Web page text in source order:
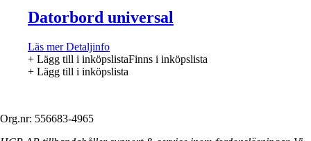
Datorbord universal
Läs merDetaljinfo
+ Lägg till i inköpslistaFinns i inköpslista
+ Lägg till i inköpslista
Org.nr: 556683-4965